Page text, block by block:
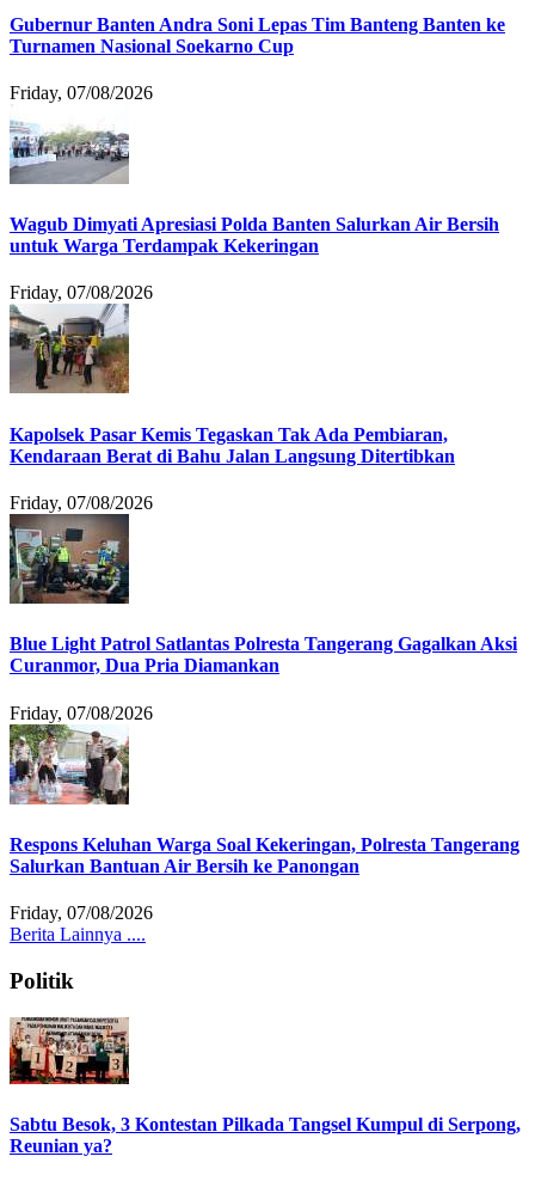
Gubernur Banten Andra Soni Lepas Tim Banteng Banten ke
Turnamen Nasional Soekarno Cup
Friday, 07/08/2026
Wagub Dimyati Apresiasi Polda Banten Salurkan Air Bersih
untuk Warga Terdampak Kekeringan
Friday, 07/08/2026
Kapolsek Pasar Kemis Tegaskan Tak Ada Pembiaran,
Kendaraan Berat di Bahu Jalan Langsung Ditertibkan
Friday, 07/08/2026
Blue Light Patrol Satlantas Polresta Tangerang Gagalkan Aksi
Curanmor, Dua Pria Diamankan
Friday, 07/08/2026
Respons Keluhan Warga Soal Kekeringan, Polresta Tangerang
Salurkan Bantuan Air Bersih ke Panongan
Friday, 07/08/2026
Berita Lainnya ....
Politik
Sabtu Besok, 3 Kontestan Pilkada Tangsel Kumpul di Serpong,
Reunian ya?